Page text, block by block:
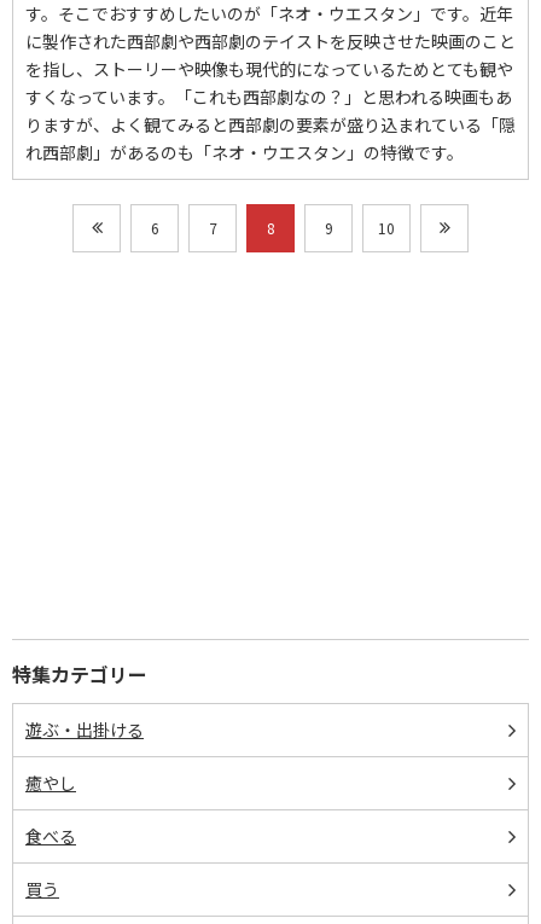
す。そこでおすすめしたいのが「ネオ・ウエスタン」です。近年
に製作された西部劇や西部劇のテイストを反映させた映画のこと
を指し、ストーリーや映像も現代的になっているためとても観や
すくなっています。「これも西部劇なの？」と思われる映画もあ
りますが、よく観てみると西部劇の要素が盛り込まれている「隠
れ西部劇」があるのも「ネオ・ウエスタン」の特徴です。
6 7 8 9 10
特集カテゴリー
遊ぶ・出掛ける
癒やし
食べる
買う